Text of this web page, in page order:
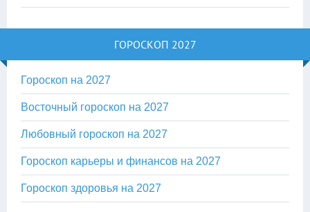
ГОРОСКОП 2027
Гороскоп на 2027
Восточный гороскоп на 2027
Любовный гороскоп на 2027
Гороскоп карьеры и финансов на 2027
Гороскоп здоровья на 2027